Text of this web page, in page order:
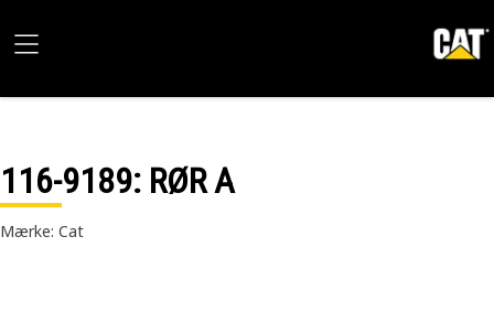
116-9189: RØR A
Mærke: Cat